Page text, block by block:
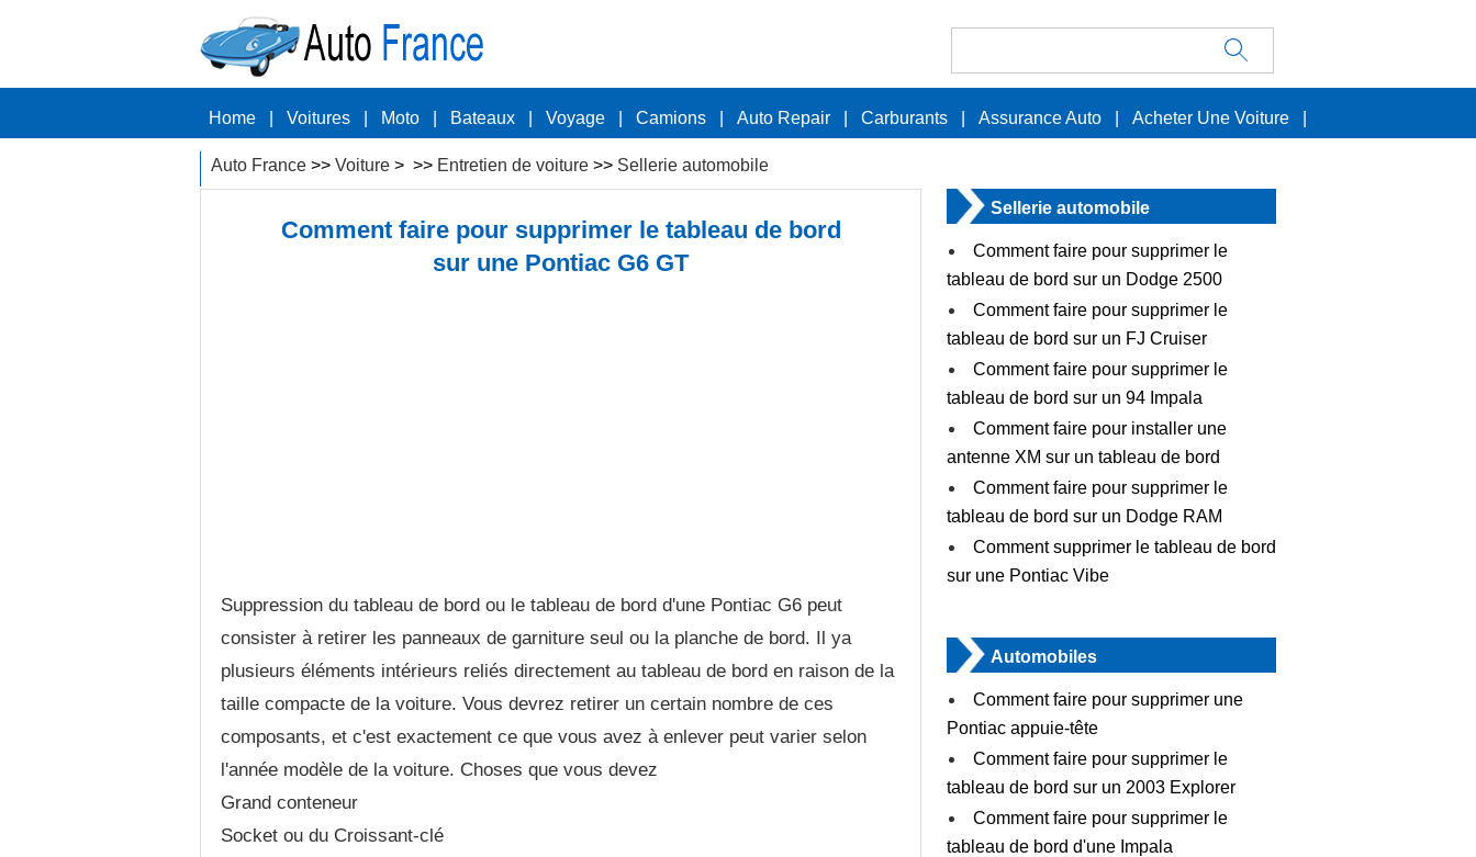
Home Voitures Moto Bateaux Voyage Camions Auto Repair Carburants Assurance Auto Acheter Une Voiture
Auto France >> Voiture > >> Entretien de voiture >> Sellerie automobile
Comment faire pour supprimer le tableau de bord
sur une Pontiac G6 GT
Suppression du tableau de bord ou le tableau de bord d'une Pontiac G6 peut
consister à retirer les panneaux de garniture seul ou la planche de bord. Il ya
plusieurs éléments intérieurs reliés directement au tableau de bord en raison de la
taille compacte de la voiture. Vous devrez retirer un certain nombre de ces
composants, et c'est exactement ce que vous avez à enlever peut varier selon
l'année modèle de la voiture. Choses que vous devez
Grand conteneur
Socket ou du Croissant-clé
Sellerie automobile
Comment faire pour supprimer le
tableau de bord sur un Dodge 2500
Comment faire pour supprimer le
tableau de bord sur un FJ Cruiser
Comment faire pour supprimer le
tableau de bord sur un 94 Impala
Comment faire pour installer une
antenne XM sur un tableau de bord
Comment faire pour supprimer le
tableau de bord sur un Dodge RAM
Comment supprimer le tableau de bord
sur une Pontiac Vibe
Automobiles
Comment faire pour supprimer une
Pontiac appuie-tête
Comment faire pour supprimer le
tableau de bord sur un 2003 Explorer
Comment faire pour supprimer le
tableau de bord d'une Impala